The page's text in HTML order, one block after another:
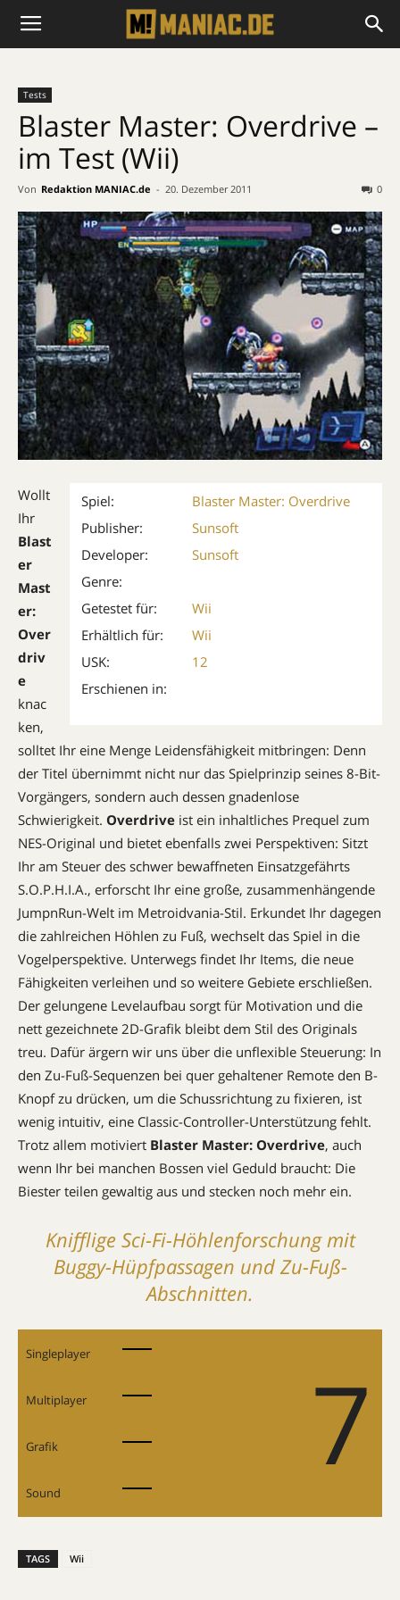
Tests
Blaster Master: Overdrive –
im Test (Wii)
Von Redaktion MANIAC.de - 20. Dezember 2011 0
Spiel:
Blaster Master: Overdrive
Publisher:
Sunsoft
Developer:
Sunsoft
Genre:
Getestet für:
Wii
Erhältlich für:
Wii
USK:
12
Erschienen in:
Wollt
Ihr
Blast
er
Mast
er:
Over
driv
e
knac
ken,
solltet Ihr eine Menge Leidensfähigkeit mitbringen: Denn
der Titel übernimmt nicht nur das Spielprinzip seines 8-Bit-
Vorgängers, sondern auch dessen gnadenlose
Schwierigkeit. Overdrive ist ein inhaltliches Prequel zum
NES-Original und bietet ebenfalls zwei Perspektiven: Sitzt
Ihr am Steuer des schwer bewaffneten Einsatzgefährts
S.O.P.H.I.A., erforscht Ihr eine große, zusammenhängende
JumpnRun-Welt im Metroidvania-Stil. Erkundet Ihr dagegen
die zahlreichen Höhlen zu Fuß, wechselt das Spiel in die
Vogelperspektive. Unterwegs findet Ihr Items, die neue
Fähigkeiten verleihen und so weitere Gebiete erschließen.
Der gelungene Levelaufbau sorgt für Motivation und die
nett gezeichnete 2D-Grafik bleibt dem Stil des Originals
treu. Dafür ärgern wir uns über die unflexible Steuerung: In
den Zu-Fuß-Sequenzen bei quer gehaltener Remote den B-
Knopf zu drücken, um die Schussrichtung zu fixieren, ist
wenig intuitiv, eine Classic-Controller-Unterstützung fehlt.
Trotz allem motiviert Blaster Master: Overdrive, auch
wenn Ihr bei manchen Bossen viel Geduld braucht: Die
Biester teilen gewaltig aus und stecken noch mehr ein.
Knifflige Sci-Fi-Höhlenforschung mit
Buggy-Hüpfpassagen und Zu-Fuß-
Abschnitten.
Singleplayer 7
Multiplayer
Grafik
Sound
TAGS Wii